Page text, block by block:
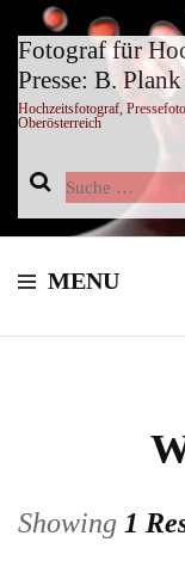
Fotograf für
Presse: B.
Hochzeitsfotograf,
Oberösterreich
Suche
nach:
MENU
Showing 1